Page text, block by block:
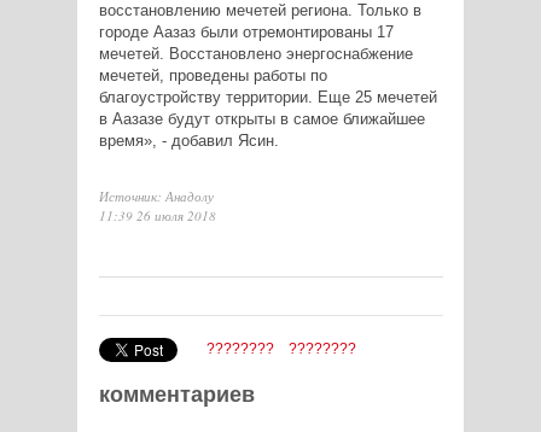
восстановлению мечетей региона. Только в
городе Аазаз были отремонтированы 17
мечетей. Восстановлено энергоснабжение
мечетей, проведены работы по
благоустройству территории. Еще 25 мечетей
в Аазазе будут открыты в самое ближайшее
время», - добавил Ясин.
Источник: Анадолу
11:39 26 июля 2018
???????? ????????
комментариев